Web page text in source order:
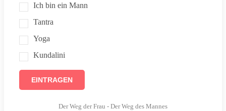
Ich bin ein Mann
Tantra
Yoga
Kundalini
EINTRAGEN
Der Weg der Frau - Der Weg des Mannes